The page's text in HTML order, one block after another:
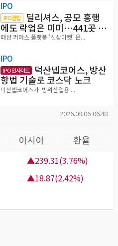
IPO
IPO클립 딜리셔스, 공모 흥행
에도 락업은 미미…441곳 중
확약 5곳
패션 커머스 플랫폼 '신상마켓' 운...
IPO
IPO 인사이트 덕산넵코어스, 방산
항법 기술로 코스닥 노크
덕산넵코어스가 방위산업용 ...
2026.08.06 06:48
아시아 환율
▲239.31(3.76%)
▲18.87(2.42%)